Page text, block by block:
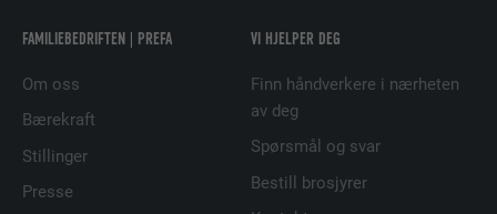
FAMILIEBEDRIFTEN | PREFA
Om oss
Bærekraft
Stillinger
Presse
VI HJELPER DEG
Finn håndverkere i nærheten
av deg
Spørsmål og svar
Bestill brosjyrer
FORMÅL
generere statistiske data om hvordan den
besøkende eller nettstedet fungerer.
NAVN
NAVN lang
FORLØP